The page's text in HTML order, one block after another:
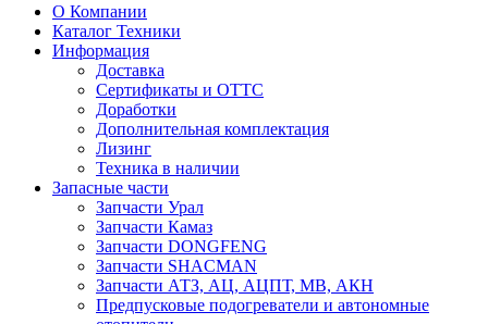
О Компании
Каталог Техники
Информация
Доставка
Сертификаты и ОТТС
Доработки
Дополнительная комплектация
Лизинг
Техника в наличии
Запасные части
Запчасти Урал
Запчасти Камаз
Запчасти DONGFENG
Запчасти SHACMAN
Запчасти АТЗ, АЦ, АЦПТ, МВ, АКН
Предпусковые подогреватели и автономные